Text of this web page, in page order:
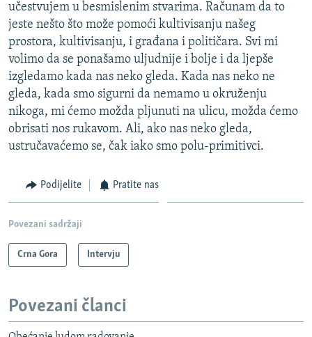
učestvujem u besmislenim stvarima. Računam da to
jeste nešto što može pomoći kultivisanju našeg
prostora, kultivisanju, i građana i političara. Svi mi
volimo da se ponašamo uljudnije i bolje i da ljepše
izgledamo kada nas neko gleda. Kada nas neko ne
gleda, kada smo sigurni da nemamo u okruženju
nikoga, mi ćemo možda pljunuti na ulicu, možda ćemo
obrisati nos rukavom. Ali, ako nas neko gleda,
ustručavaćemo se, čak iako smo polu-primitivci.
Podijelite Pratite nas
Povezani sadržaji
Crna Gora Intervju
Povezani članci